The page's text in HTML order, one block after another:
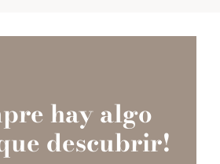
hay algo
descubrir!